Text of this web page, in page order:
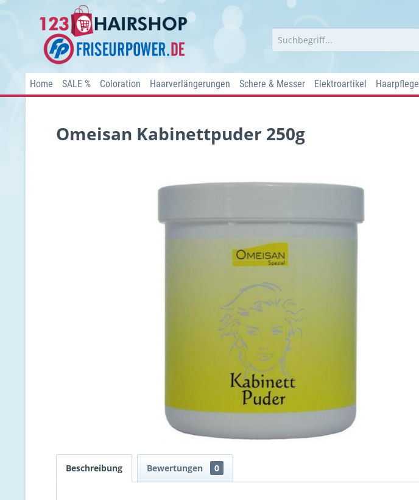
Home SALE % Coloration Haarverlängerungen Schere & Messer Elektroartikel Haarpflege
Omeisan Kabinettpuder 250g
Beschreibung Bewertungen 0